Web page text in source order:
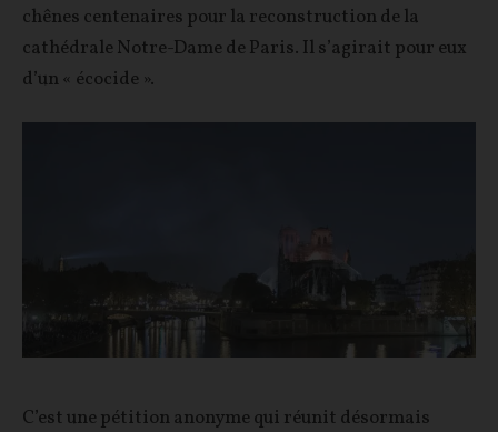
chênes centenaires pour la reconstruction de la
cathédrale Notre-Dame de Paris. Il s’agirait pour eux
d’un « écocide ».
C’est une pétition anonyme qui réunit désormais